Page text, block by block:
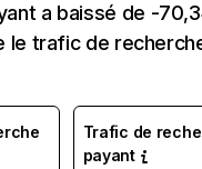
a baissé de -
le trafic de
Trafic de
payant